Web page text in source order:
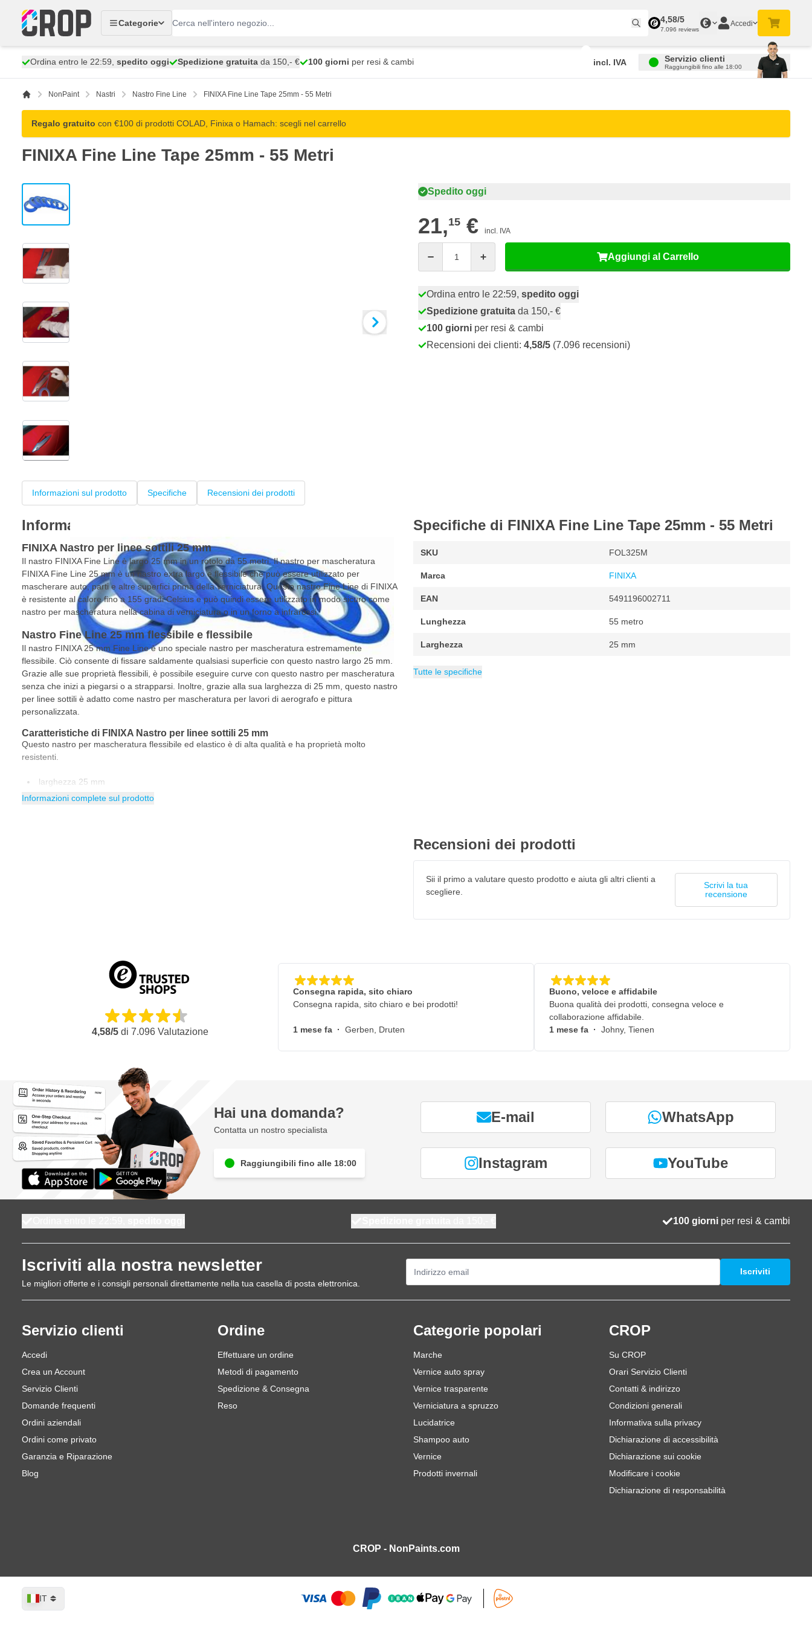
Categorie
4,58/5
7.096 reviews
€ Accedi
Ordina entro le 22:59, spedito oggi Spedizione gratuita da 150,- € 100 giorni per resi & cambi incl. IVA Servizio clienti
Raggiungibili fino alle 18:00
NonPaint Nastri Nastro Fine Line FINIXA Fine Line Tape 25mm - 55 Metri
Regalo gratuito con €100 di prodotti COLAD, Finixa o Hamach: scegli nel carrello
FINIXA Fine Line Tape 25mm - 55 Metri
View larger image
View larger image
View larger image
View larger image
+2
Spedito oggi
21,15 € incl. IVA
Aggiungi al Carrello
Ordina entro le 22:59, spedito oggi
Spedizione gratuita da 150,- €
100 giorni per resi & cambi
Recensioni dei clienti: 4,58/5 (7.096 recensioni)
Informazioni sul prodotto Specifiche Recensioni dei prodotti
Informazioni sul prodotto
FINIXA Nastro per linee sottili 25 mm
Il nastro FINIXA Fine Line è largo 25 mm in un rotolo da 55 metri. Il nastro per mascheratura
FINIXA Fine Line 25 mm è un nastro extra largo e flessibile che può essere utilizzato per
mascherare auto, parti e altre superfici prima della verniciatura. Questo nastro Fine Line di FINIXA
è resistente al calore fino a 155 gradi Celsius e può quindi essere utilizzato in modo sicuro come
nastro per mascheratura nella cabina di verniciatura o in un forno a infrarossi.
Nastro Fine Line 25 mm flessibile e flessibile
Il nastro FINIXA 25 mm Fine Line è uno speciale nastro per mascheratura estremamente
flessibile. Ciò consente di fissare saldamente qualsiasi superficie con questo nastro largo 25 mm.
Grazie alle sue proprietà flessibili, è possibile eseguire curve con questo nastro per mascheratura
senza che inizi a piegarsi o a strapparsi. Inoltre, grazie alla sua larghezza di 25 mm, questo nastro
per linee sottili è adatto come nastro per mascheratura per lavori di aerografo e pittura
personalizzata.
Caratteristiche di FINIXA Nastro per linee sottili 25 mm
Questo nastro per mascheratura flessibile ed elastico è di alta qualità e ha proprietà molto
resistenti.
larghezza 25 mm
55 metri di lunghezza
Informazioni complete sul prodotto
Specifiche di FINIXA Fine Line Tape 25mm - 55 Metri
SKU FOL325M
Marca FINIXA
EAN 5491196002711
Lunghezza 55 metro
Larghezza 25 mm
Numero di micron
Confezione
Peso 10 g
Tape Type
Spessore 0.13 mm
Categoria
Tutte le specifiche
Recensioni dei prodotti
Sii il primo a valutare questo prodotto e aiuta gli altri clienti a
scegliere.
Scrivi la tua
recensione
4,58/5di 7.096Valutazione
Consegna rapida, sito chiaro
Consegna rapida, sito chiaro e bei prodotti!
1 mese fa · Gerben, Druten
Buono, veloce e affidabile
Buona qualità dei prodotti, consegna veloce e
collaborazione affidabile.
1 mese fa · Johny, Tienen
Hai una domanda?
Contatta un nostro specialista
Raggiungibili fino alle 18:00
E-mail WhatsApp
Instagram YouTube
100 giorni per resi & cambi
Iscriviti alla nostra newsletter
Le migliori offerte e i consigli personali direttamente nella tua casella di posta elettronica.
Iscriviti
Servizio clienti
Accedi
Crea un Account
Servizio Clienti
Domande frequenti
Ordini aziendali
Ordini come privato
Garanzia e Riparazione
Blog
Ordine
Effettuare un ordine
Metodi di pagamento
Spedizione & Consegna
Reso
Categorie popolari
Marche
Vernice auto spray
Vernice trasparente
Verniciatura a spruzzo
Lucidatrice
Shampoo auto
Vernice
Prodotti invernali
CROP
Su CROP
Orari Servizio Clienti
Contatti & indirizzo
Condizioni generali
Informativa sulla privacy
Dichiarazione di accessibilità
Dichiarazione sui cookie
Modificare i cookie
Dichiarazione di responsabilità
CROP - NonPaints.com
Lingua
IT